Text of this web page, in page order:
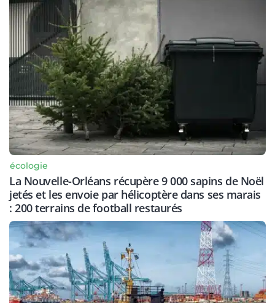
écologie
La Nouvelle-Orléans récupère 9 000 sapins de Noël
jetés et les envoie par hélicoptère dans ses marais
: 200 terrains de football restaurés